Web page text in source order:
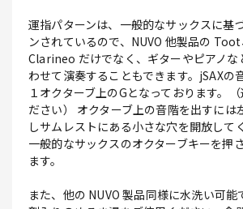
運指パターンは、一般的なサックスに基
ンされているので、NUVO 他製品の Toot
Clarineo だけでなく、ギターやピアノな
わせて演奏することもできます。jSAXの
１オクターブ上のGとなっております。
ださい） オクターブ上の音階を出すには
しサムレストにある小さな穴を開放して
一般的なサックスのオクターブキーを押
ます。
また、他の NUVO 製品同様に水洗い可